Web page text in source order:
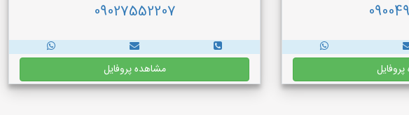
09027552207
مشاهده پروفایل